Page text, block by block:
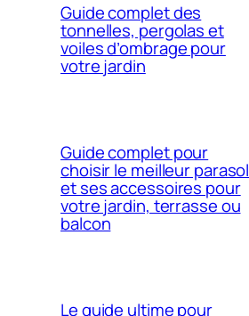
Guide complet des
tonnelles, pergolas et
voiles d’ombrage pour
votre jardin
Guide complet pour
choisir le meilleur parasol
et ses accessoires pour
votre jardin, terrasse ou
balcon
Le guide ultime pour